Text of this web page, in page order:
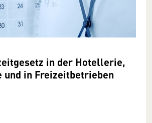
in der Hotellerie,
und in Freizeitbetrieben